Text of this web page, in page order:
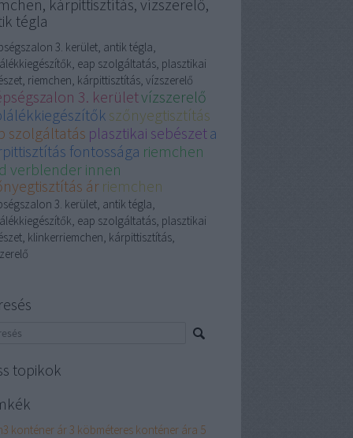
kárpittisztítás, vízszerelő,
tégla
3. kerület, antik tégla,
eap szolgáltatás, plasztikai
riemchen, kárpittisztítás, vízszerelő
3. kerületvízszerelő
szőnyegtisztítás
szolgáltatás plasztikai sebészeta
fontossága riemchen
verblender innen
ár riemchen
3. kerület, antik tégla,
eap szolgáltatás, plasztikai
klinkerriemchen, kárpittisztítás,
topikok
konténer ár3 köbméteres konténer ára 5